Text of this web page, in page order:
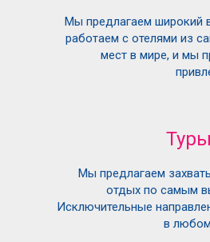
Мы предлагаем широкий
работаем с отелями из
мест в мире, и мы
Туры
Мы предлагаем
отдых по самым
Исключительные
в